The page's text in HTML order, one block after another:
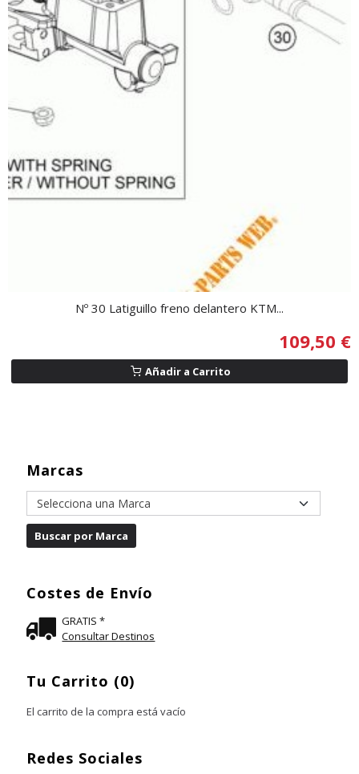
Marcas
Costes de Envío
GRATIS *
Consultar Destinos
Tu Carrito (0)
El carrito de la compra está vacío
Redes Sociales
Nº 30 Latiguillo freno delantero KTM...
109,50 €
Añadir a Carrito